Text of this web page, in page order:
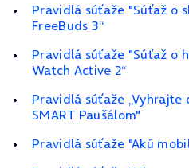
Pravidlá súťaže "Súťaž o
FreeBuds 3“
Pravidlá súťaže "Súťaž o
Watch Active 2“
Pravidlá súťaže „Vyhrajte
SMART Paušálom"
Pravidlá súťaže "Akú